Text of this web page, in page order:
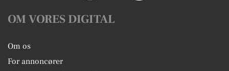
OM VORES DIGITAL
Om os
For annoncører